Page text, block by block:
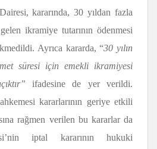
kararında, 30 yıldan fazla
ikramiye tutarının ödenmesi
Ayrıca kararda, “30 yılın
süresi için emekli ikramiyesi
ifadesine de yer verildi.
kararlarının geriye etkili
rağmen verilen bu kararlar da
iptal kararının hukuki